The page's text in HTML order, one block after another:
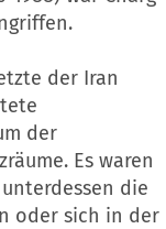
der Iran
der
Es waren
die
oder sich in der